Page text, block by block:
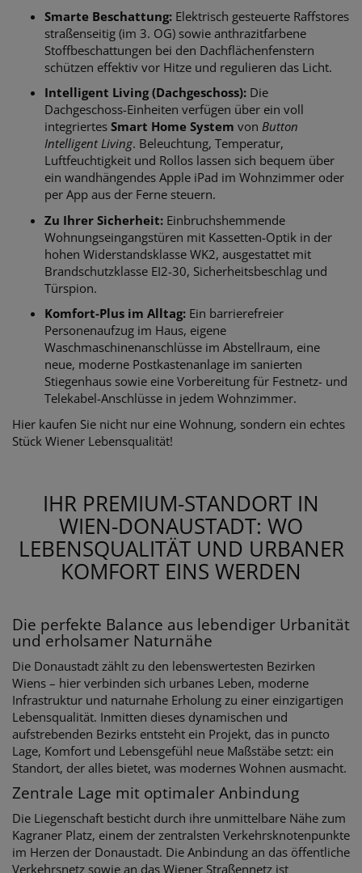
Smarte Beschattung: Elektrisch gesteuerte Raffstores
straßenseitig (im 3. OG) sowie anthrazitfarbene
Stoffbeschattungen bei den Dachflächenfenstern
schützen effektiv vor Hitze und regulieren das Licht.
Intelligent Living (Dachgeschoss): Die
Dachgeschoss-Einheiten verfügen über ein voll
integriertes Smart Home System von Button
Intelligent Living. Beleuchtung, Temperatur,
Luftfeuchtigkeit und Rollos lassen sich bequem über
ein wandhängendes Apple iPad im Wohnzimmer oder
per App aus der Ferne steuern.
Zu Ihrer Sicherheit: Einbruchshemmende
Wohnungseingangstüren mit Kassetten-Optik in der
hohen Widerstandsklasse WK2, ausgestattet mit
Brandschutzklasse EI2-30, Sicherheitsbeschlag und
Türspion.
Komfort-Plus im Alltag: Ein barrierefreier
Personenaufzug im Haus, eigene
Waschmaschinenanschlüsse im Abstellraum, eine
neue, moderne Postkastenanlage im sanierten
Stiegenhaus sowie eine Vorbereitung für Festnetz- und
Telekabel-Anschlüsse in jedem Wohnzimmer.
Hier kaufen Sie nicht nur eine Wohnung, sondern ein echtes
Stück Wiener Lebensqualität!
IHR PREMIUM-STANDORT IN
WIEN-DONAUSTADT: WO
LEBENSQUALITÄT UND URBANER
KOMFORT EINS WERDEN
Die perfekte Balance aus lebendiger Urbanität
und erholsamer Naturnähe
Die Donaustadt zählt zu den lebenswertesten Bezirken
Wiens – hier verbinden sich urbanes Leben, moderne
Infrastruktur und naturnahe Erholung zu einer einzigartigen
Lebensqualität. Inmitten dieses dynamischen und
aufstrebenden Bezirks entsteht ein Projekt, das in puncto
Lage, Komfort und Lebensgefühl neue Maßstäbe setzt: ein
Standort, der alles bietet, was modernes Wohnen ausmacht.
Zentrale Lage mit optimaler Anbindung
Die Liegenschaft besticht durch ihre unmittelbare Nähe zum
Kagraner Platz, einem der zentralsten Verkehrsknotenpunkte
im Herzen der Donaustadt. Die Anbindung an das öffentliche
Verkehrsnetz sowie an das Wiener Straßennetz ist